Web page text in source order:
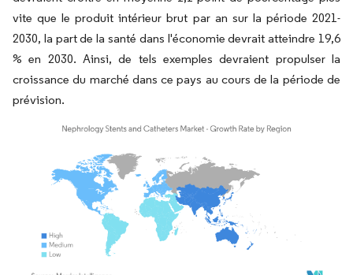
vite que le produit intérieur brut par an sur la période 2021-
2030, la part de la santé dans l'économie devrait atteindre 19,6
% en 2030. Ainsi, de tels exemples devraient propulser la
croissance du marché dans ce pays au cours de la période de
prévision.